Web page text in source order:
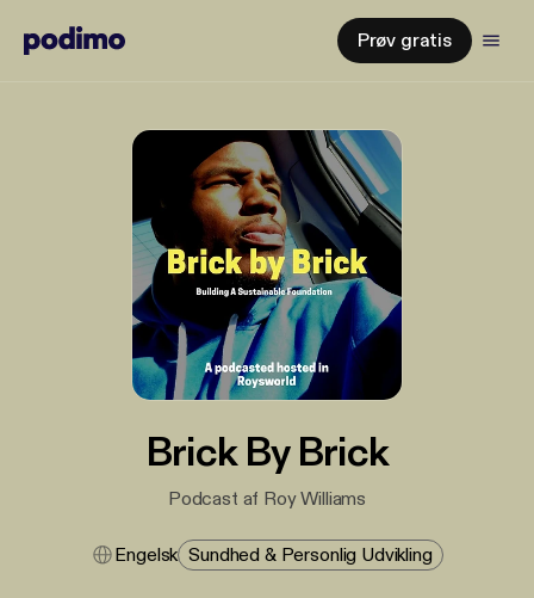
Prøv gratis
Brick By Brick
Podcast af Roy Williams
Engelsk Sundhed & Personlig Udvikling